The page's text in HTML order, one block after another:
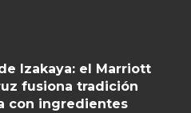
Izakaya: el Marriott
fusiona tradición
con ingredientes